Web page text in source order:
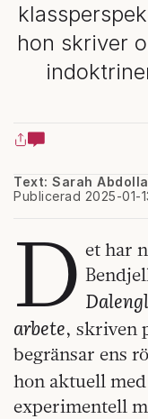
hon skriver
Text: Sarah
Publicerad 2025-01-
D et har
arbete, skriven
begränsar ens
hon aktuell med
experimentell